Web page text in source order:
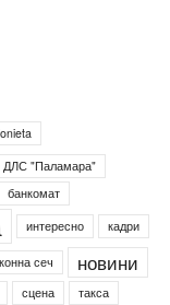
ДЛС "Паламара"
банкомат
интересно кадри
сеч новини
сцена такса